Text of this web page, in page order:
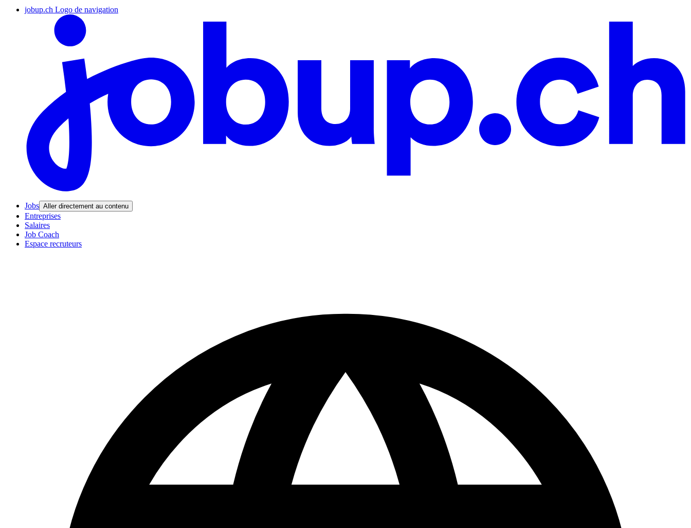
jobup.ch Logo de navigation
Jobs Aller directement au contenu
Entreprises
Salaires
Job Coach
Espace recruteurs